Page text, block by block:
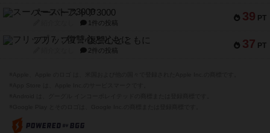
39 PT
スーパーストア3000
1件の投稿
37 PT
フリップ７：復讐心とともに
2件の投稿